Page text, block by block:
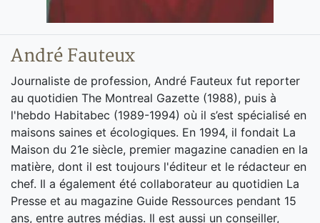
André Fauteux
Journaliste de profession, André Fauteux fut reporter
au quotidien The Montreal Gazette (1988), puis à
l'hebdo Habitabec (1989-1994) où il s’est spécialisé en
maisons saines et écologiques. En 1994, il fondait La
Maison du 21e siècle, premier magazine canadien en la
matière, dont il est toujours l'éditeur et le rédacteur en
chef. Il a également été collaborateur au quotidien La
Presse et au magazine Guide Ressources pendant 15
ans, entre autres médias. Il est aussi un conseiller,